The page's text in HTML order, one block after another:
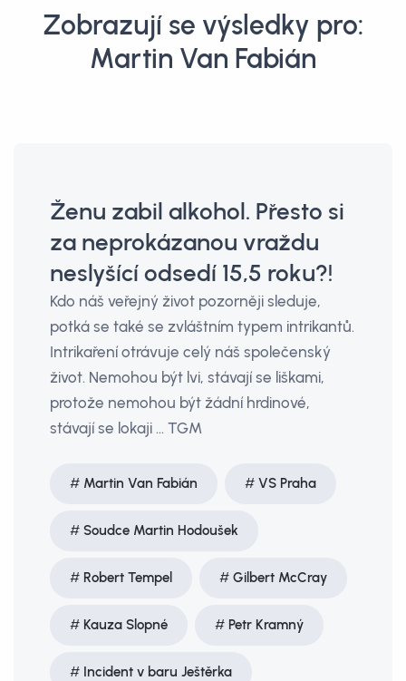
Zobrazují se výsledky pro:
Martin Van Fabián
Ženu zabil alkohol. Přesto si
za neprokázanou vraždu
neslyšící odsedí 15,5 roku?!
Kdo náš veřejný život pozorněji sleduje,
potká se také se zvláštním typem intrikantů.
Intrikaření otrávuje celý náš společenský
život. Nemohou být lvi, stávají se liškami,
protože nemohou být žádní hrdinové,
stávají se lokaji ... TGM
Martin Van Fabián VS Praha
Soudce Martin Hodoušek
Robert Tempel Gilbert McCray
Kauza Slopné Petr Kramný
Incident v baru Ještěrka